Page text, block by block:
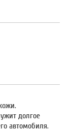
долгое
автомобиля.